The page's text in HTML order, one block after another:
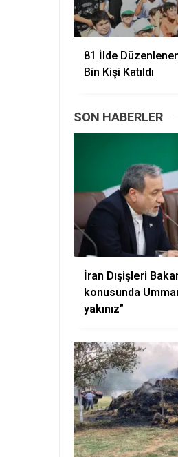
81 İlde
Bin Kişi Katıldı
SON HABERLER
İran Dışişleri
konusunda
yakınız”